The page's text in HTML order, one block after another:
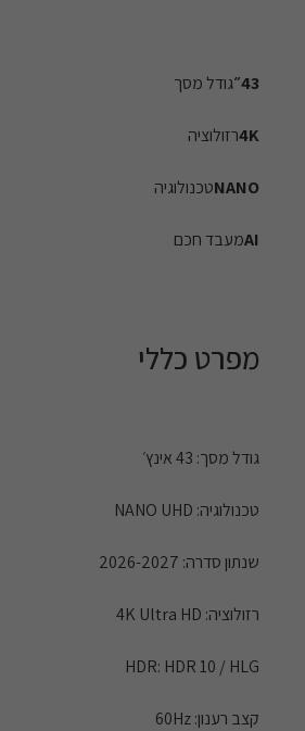
43״ גודל מסך
4Kרזולוציה
NANOטכנולוגיה
AIמעבד חכם
מפרט כללי
גודל מסך: 43 אינץ׳
טכנולוגיה: NANO UHD
שנתון סדרה: 2026-2027
רזולוציה: 4K Ultra HD
HDR: HDR 10 / HLG
קצב רענון: 60Hz